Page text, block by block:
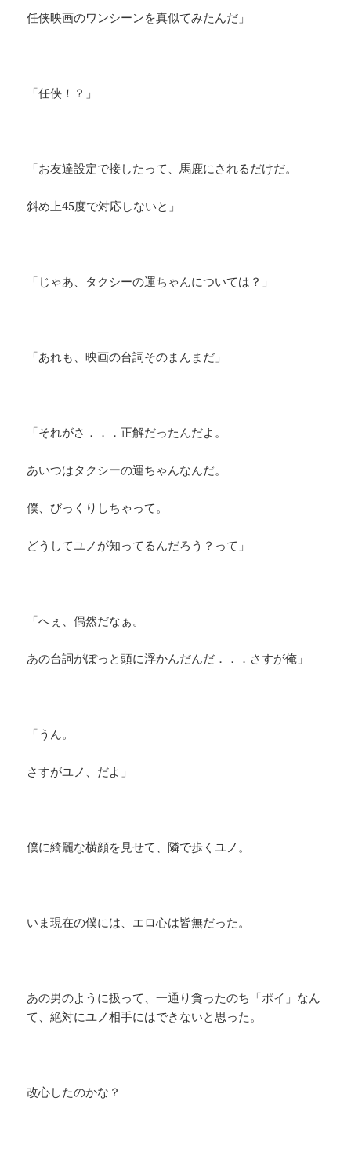
任侠映画のワンシーンを真似てみたんだ」
「任侠！？」
「お友達設定で接したって、馬鹿にされるだけだ。
斜め上45度で対応しないと」
「じゃあ、タクシーの運ちゃんについては？」
「あれも、映画の台詞そのまんまだ」
「それがさ．．．正解だったんだよ。
あいつはタクシーの運ちゃんなんだ。
僕、びっくりしちゃって。
どうしてユノが知ってるんだろう？って」
「へぇ、偶然だなぁ。
あの台詞がぽっと頭に浮かんだんだ．．．さすが俺」
「うん。
さすがユノ、だよ」
僕に綺麗な横顔を見せて、隣で歩くユノ。
いま現在の僕には、エロ心は皆無だった。
あの男のように扱って、一通り貪ったのち「ポイ」なん
て、絶対にユノ相手にはできないと思った。
改心したのかな？